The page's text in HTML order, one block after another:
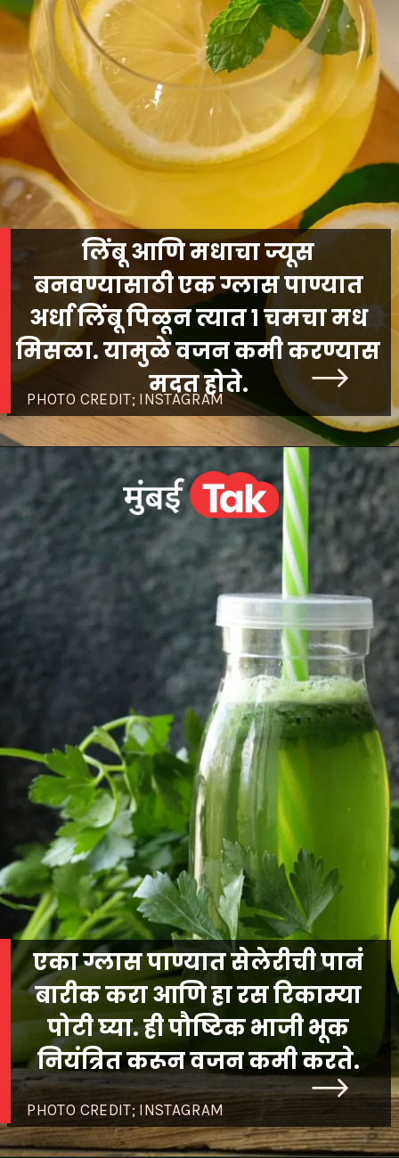
PHOTO CREDIT; INSTAGRAM
लिंबू आणि मधाचा ज्यूस
बनवण्यासाठी एक ग्लास पाण्यात
अर्धा लिंबू पिळून त्यात १ चमचा मध
मिसळा. यामुळे वजन कमी करण्यास
मदत होते.
PHOTO CREDIT; INSTAGRAM
एका ग्लास पाण्यात सेलेरीची पानं
बारीक करा आणि हा रस रिकाम्या
पोटी घ्या. ही पौष्टिक भाजी भूक
नियंत्रित करून वजन कमी करते.